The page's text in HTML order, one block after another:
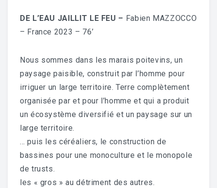
DE L’EAU JAILLIT LE FEU – Fabien MAZZOCCO
– France 2023 – 76’
Nous sommes dans les marais poitevins, un
paysage paisible, construit par l’homme pour
irriguer un large territoire. Terre complètement
organisée par et pour l’homme et qui a produit
un écosystème diversifié et un paysage sur un
large territoire.
… puis les céréaliers, le construction de
bassines pour une monoculture et le monopole
de trusts.
les « gros » au détriment des autres.